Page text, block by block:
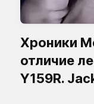
Хроники
отличие
Y159R.